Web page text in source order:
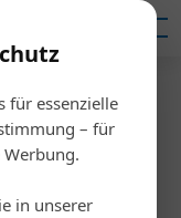
für essenzielle
– für
in unserer